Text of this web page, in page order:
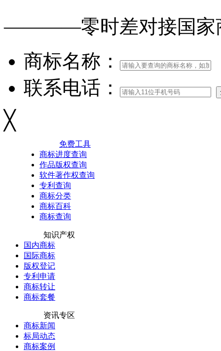
————零时差对接国
商标名称：
联系电话：
╳
免费工具
商标进度查询
作品版权查询
软件著作权查询
专利查询
商标分类
商标百科
商标查询
知识产权
国内商标
国际商标
版权登记
专利申请
商标转让
商标套餐
资讯专区
商标新闻
标局动态
商标案例